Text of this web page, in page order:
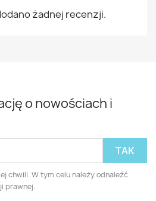
żadnej recenzji.
o nowościach i
chwili. W tym celu należy odnaleźć
prawnej.